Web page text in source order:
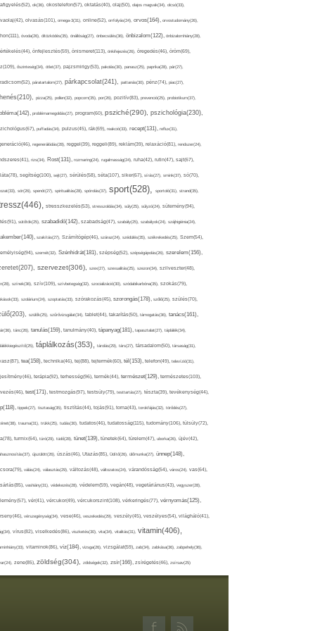
ok(36), okostelefon(57), oktatás(40), olaj(50), olajos magvak(34), olcsó(33),
olvasás(101), omega-3(31), online(52), orrfolyás(24), orvos(164), orvostudomány(26),
óvoda(26), öltözködés(35), önállóság(27), önbecsülés(36), önbizalom(122), önbizalomhiány(28),
önfejlesztés(59), önismeret(113), önkifejezés(26), öregedés(46), öröm(69),
őszinteség(34), ötlet(37), pajzsmirigy(53), pakolás(30), panasz(25), paprika(28), pár(27),
páratartalom(27), párkapcsolat(241), pattanás(30), pénz(74), piac(27),
pizza(25), pollen(32), popcorn(35), por(26), pozitív(83), prevenció(25), probiotikum(37),
problémamegoldás(27), program(60), psziché(290), pszichológia(230),
puffadás(34), pulzus(45), rák(69), reakció(33), recept(131), reflux(31),
regenerálódás(28), reggel(39), reggeli(89), reklám(39), relaxáció(81), rendszer(24),
rizs(34), Rost(131), rozmaring(24), rugalmasság(24), ruha(42), rutin(47), sajt(67),
segítség(100), sejt(27), sérülés(58), séta(107), siker(67), sírás(27), smink(37), só(70),
sör(26), spenót(27), spiritualitás(28), spórolás(37), sport(528), sportoló(31), strand(35),
stresszkezelés(53), stresszoldás(34), súly(25), súlyzó(24), sütemény(94),
sütőtök(25), szabadidő(142), szabadság(47), szabály(25), szabályok(24), szájhigiénia(24),
szakítás(27), Számítógép(46), száraz(24), szédülés(35), székrekedés(25), Szem(54),
szemét(32), Szénhidrát(181), szépség(52), szépségápolás(26), szerelem(156),
szervezet(306), szex(27), szexualitás(25), szezon(34), szilveszter(48),
színek(36), szív(109), szívbetegség(32), szocializáció(30), szódabikarbóna(35), szokás(79),
szolárium(24), szoptatás(33), szórakozás(45), szorongás(178), szőlő(25), szülés(70),
szülők(25), szűrővizsgálat(34), tablet(44), takarítás(50), támogatás(36), tanács(161),
tánc(26), tanulás(159), tanulmány(40), tápanyag(181), tapasztalat(27), táplálék(34),
táplálkozás(353), tárolás(29), társ(27), társadalom(50), társaság(31),
tea(158), technika(46), tej(88), tejtermék(60), tél(153), telefon(49), televízió(31),
terápia(92), terhesség(96), termék(44), természet(129), természetes(103),
test(171), testmozgás(97), testsúly(79), testtartás(27), tészta(39), tevékenység(44),
tippek(27), tisztaság(35), tisztítás(44), tojás(91), torna(43), torokfájás(32), törődés(27),
trauma(31), trükk(25), tudás(30), tudatos(46), tudatosság(115), tudomány(106), túlsúly(72),
turmix(64), túró(29), tüdő(28), tünet(139), tünetek(64), türelem(47), uborka(26), újév(42),
újszülött(26), úszás(46), Utazás(85), Üdítő(26), ülőmunka(27), ünnep(148),
válás(24), választás(29), változás(48), változatos(24), várandósság(54), város(24), vas(64),
vashiány(31), védekezés(28), védelem(59), vegán(48), vegetáriánus(43), vegyszer(28),
vér(41), vércukor(49), vércukorszint(108), vérkeringés(77), vérnyomás(125),
vérszegénység(34), vese(46), veszekedés(29), veszély(45), veszélyes(54), világháló(41),
vírus(82), viselkedés(86), viszketés(30), vita(34), vitalitás(31), vitamin(406),
vitaminok(86), víz(184), vizsga(26), vizsgálat(59), zab(34), zabkása(36), zabpehely(36),
zene(85), zöldség(304), zöldségek(32), zsír(166), zsírégetés(46), zsírsav(25)